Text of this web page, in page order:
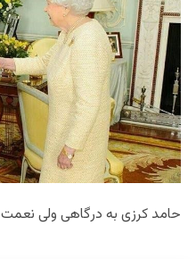
حامد کرزی به درگاهی ولی نعمت